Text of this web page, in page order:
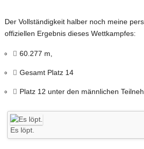
Der Vollständigkeit halber noch meine
offiziellen Ergebnis dieses Wettkampfes:
60.277 m,
Gesamt Platz 14
Platz 12 unter den männlichen
Es löpt.